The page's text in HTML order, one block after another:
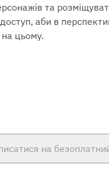
та
аби в
цьому.
на